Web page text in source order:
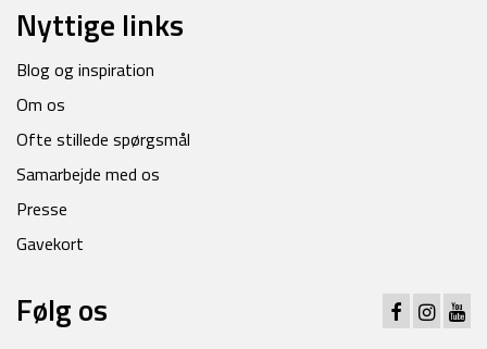
Nyttige links
Blog og inspiration
Om os
Ofte stillede spørgsmål
Samarbejde med os
Presse
Gavekort
Følg os